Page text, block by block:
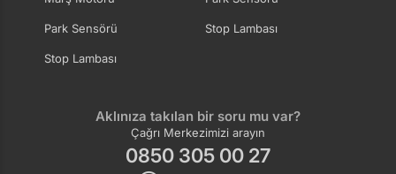
Park Sensörü Stop Lambası
Stop Lambası
Aklınıza takılan bir soru mu var?
Çağrı Merkezimizi arayın
0850 305 00 27